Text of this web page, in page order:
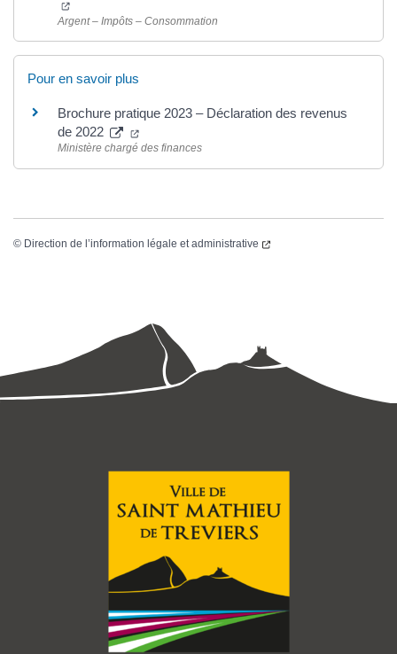
Argent – Impôts – Consommation
Pour en savoir plus
Brochure pratique 2023 – Déclaration des revenus
de 2022
Ministère chargé des finances
© Direction de l’information légale et administrative